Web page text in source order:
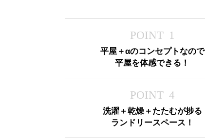
POINT 1
平屋＋αのコンセプトなので
平屋を体感できる！
POINT 4
洗濯＋乾燥＋たたむが捗る
ランドリースペース！